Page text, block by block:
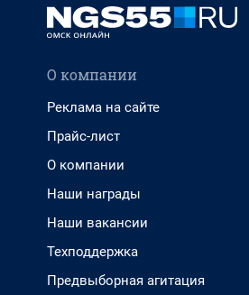
О компании
Реклама на сайте
Прайс-лист
О компании
Наши награды
Наши вакансии
Техподдержка
Предвыборная агитация